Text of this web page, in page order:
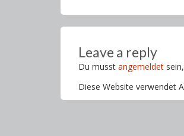
Leave a reply
Du musst angemeldet
Diese Website verwendet